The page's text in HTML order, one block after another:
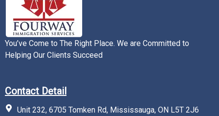
You’ve Come to The Right Place. We are Committed to
Helping Our Clients Succeed
Contact Detail
Unit 232, 6705 Tomken Rd, Mississauga, ON L5T 2J6